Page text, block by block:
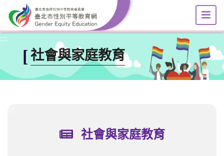
跳到主要內容區塊
:::
[ 社會與家庭教育
選
社會與家庭教育